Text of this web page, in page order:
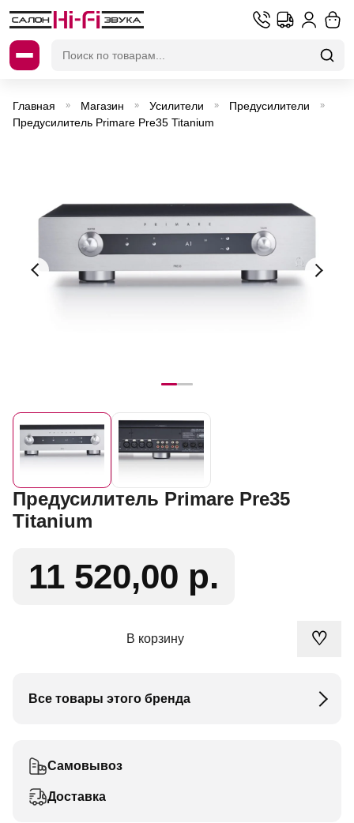
Главная » Магазин » Усилители » Предусилители »
Предусилитель Primare Pre35 Titanium
Предусилитель Primare Pre35
Titanium
11 520,00 р.
В корзину ♡
Все товары этого бренда
Самовывоз
Доставка